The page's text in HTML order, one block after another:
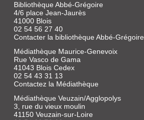
Bibliothèque Abbé-Grégoire
4/6 place Jean-Jaurès
41000 Blois
02 54 56 27 40
Contacter la bibliothèque Abbé-Grégoire
Médiathèque Maurice-Genevoix
Rue Vasco de Gama
41043 Blois Cedex
02 54 43 31 13
Contactez la Médiathèque
Médiathèque Veuzain/Agglopolys
3, rue du vieux moulin
41150 Veuzain-sur-Loire